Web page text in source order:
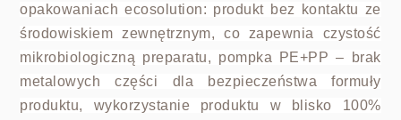
opakowaniach ecosolution: produkt bez kontaktu ze
środowiskiem zewnętrznym, co zapewnia czystość
mikrobiologiczną preparatu, pompka PE+PP – brak
metalowych części dla bezpieczeństwa formuły
produktu, wykorzystanie produktu w blisko 100%